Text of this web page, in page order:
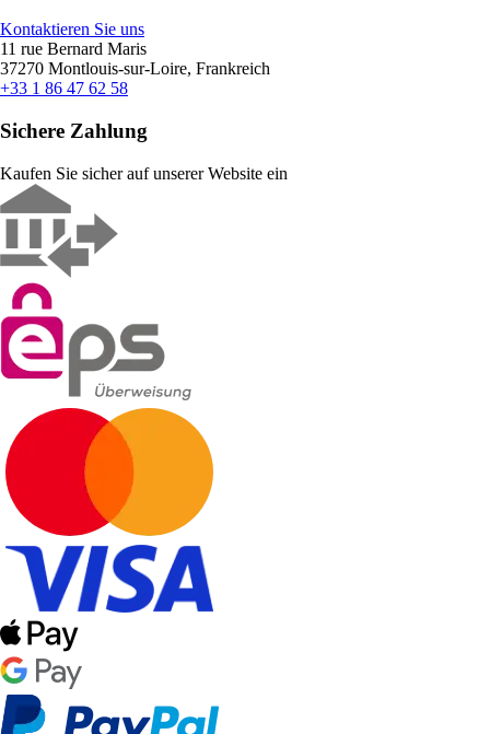
Kontaktieren Sie uns
11 rue Bernard Maris
37270 Montlouis-sur-Loire, Frankreich
+33 1 86 47 62 58
Sichere Zahlung
Kaufen Sie sicher auf unserer Website ein